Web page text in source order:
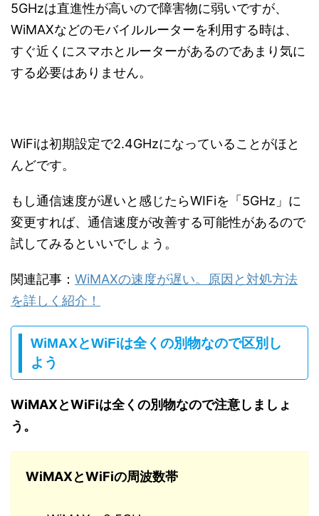
5GHzは直進性が高いので障害物に弱いですが、
WiMAXなどのモバイルルーターを利用する時は、
すぐ近くにスマホとルーターがあるのであまり気に
する必要はありません。
WiFiは初期設定で2.4GHzになっていることがほと
んどです。
もし通信速度が遅いと感じたらWIFiを「5GHz」に
変更すれば、通信速度が改善する可能性があるので
試してみるといいでしょう。
関連記事： WiMAXの速度が遅い。原因と対処方法
を詳しく紹介！
WiMAXとWiFiは全くの別物なので区別し
よう
WiMAXとWiFiは全くの別物なので注意しましょ
う。
WiMAXとWiFiの周波数帯